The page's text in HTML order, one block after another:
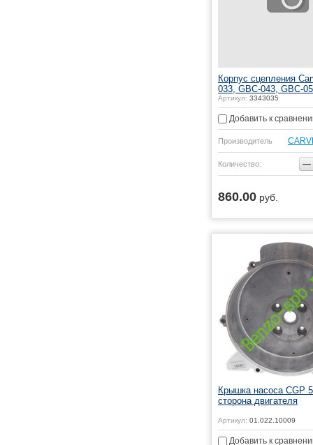
Корпус сцепления
033, GBC-043, GBC-
Артикул: 3343035
Добавить к
Производитель
Количество: −
860.00 руб.
Крышка насоса CGP
сторона двигателя
Артикул: 01.022.10009
Добавить к